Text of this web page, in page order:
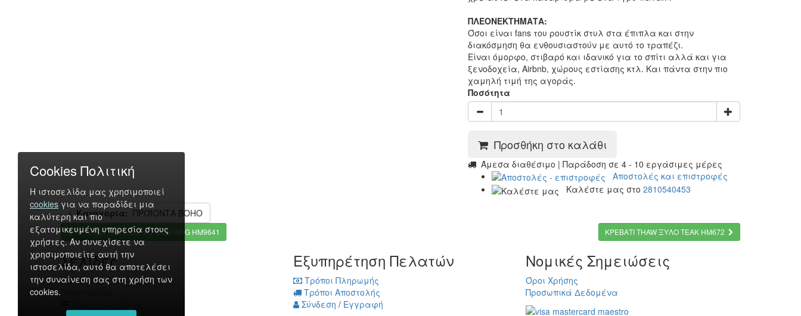
ΠΛΕΟΝΕΚΤΗΜΑΤΑ:
Όσοι είναι fans του ρουστίκ στυλ στα έπιπλα και στην
διακόσμηση θα ενθουσιαστούν με αυτό το τραπέζι.
Είναι όμορφο, στιβαρό και ιδανικό για το σπίτι αλλά και για
ξενοδοχεία, Airbnb, χώρους εστίασης κτλ. Και πάντα στην πιο
χαμηλή τιμή της αγοράς.
Ποσότητα
Προσθήκη στο καλάθι
Άμεσα διαθέσιμο | Παράδοση σε 4 - 10 εργάσιμες μέρες
Αποστολές και επιστροφές
Καλέστε μας στο 2810540453
Κατηγορία: ΠΡΟΪΟΝΤΑ BOHO
ΤΡΑΠΕΖΙ ΤΡΑΠΕΖΑΡΙΑΣ BONTANG HM9641 ΚΡΕΒΑΤΙ THAW ΞΥΛΟ ΤΕΑΚ HM672
Σελίδες
Η Εταιρεία
Εξυπηρέτηση Πελατών
Τρόποι Πληρωμής
Τρόποι Αποστολής
Σύνδεση / Εγγραφή
Νομικές Σημειώσεις
Όροι Χρήσης
Προσωπικά Δεδομένα
Cookies Πολιτική
Η ιστοσελίδα μας χρησιμοποιεί
cookies για να παραδίδει μια
καλύτερη και πιο
εξατομικευμένη υπηρεσία στους
χρήστες. Αν συνεχίσετε να
χρησιμοποιείτε αυτή την
ιστοσελίδα, αυτό θα αποτελέσει
την συναίνεση σας στη χρήση των
cookies.